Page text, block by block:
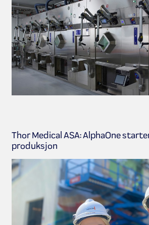
Thor Medical ASA: AlphaOne
produksjon